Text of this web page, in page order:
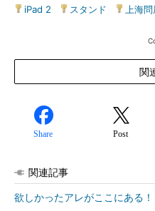
iPad 2 スタンド 上海
関
Share Post
関連記事
欲しかったアレがここにある